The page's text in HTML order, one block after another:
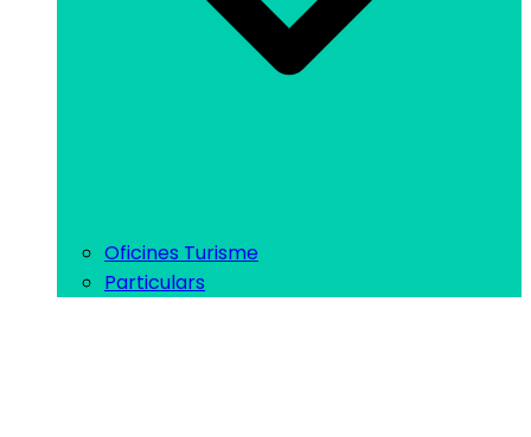
Oficines Turisme
Particulars